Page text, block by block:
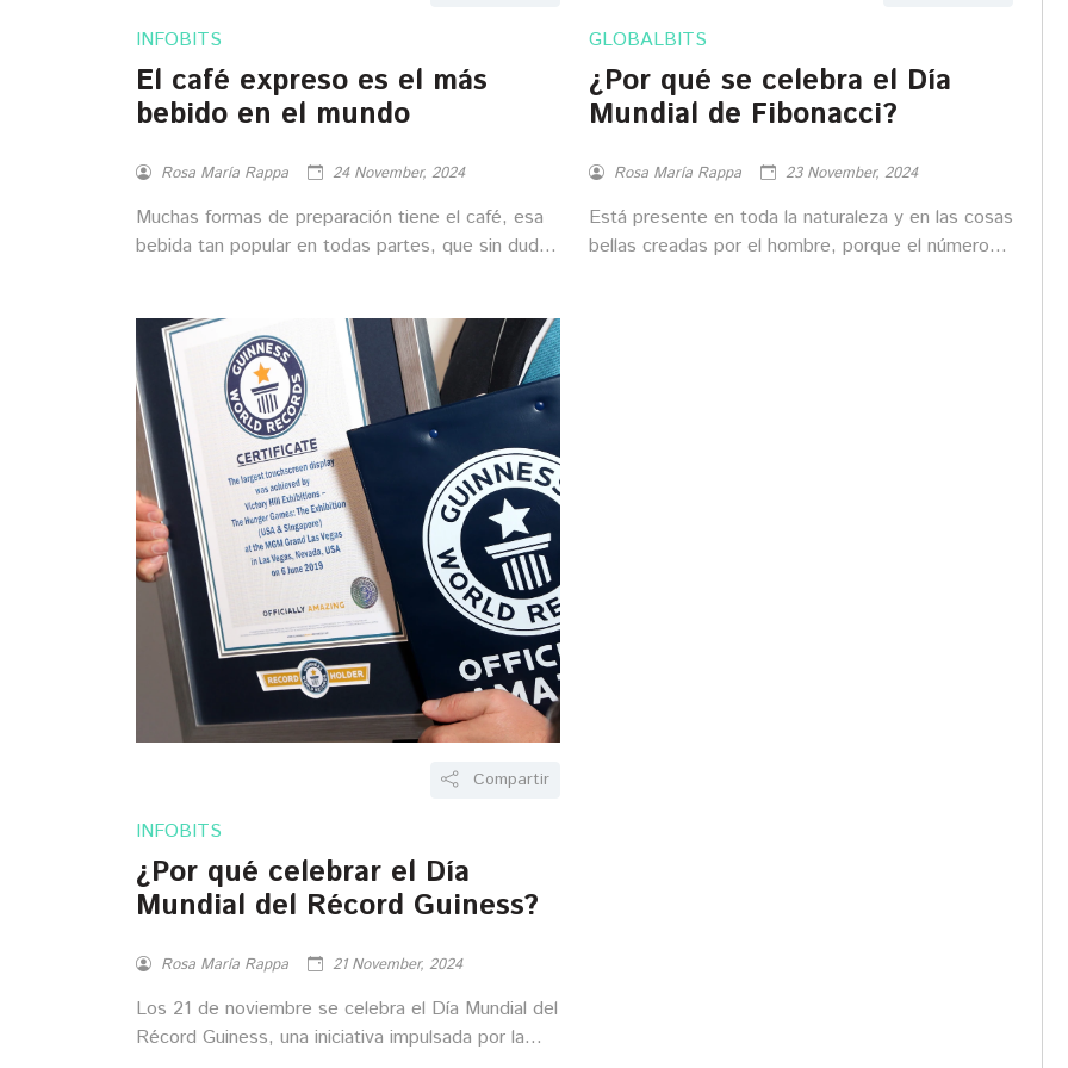
INFOBITS
El café expreso es el más
bebido en el mundo
Rosa María Rappa 24 November, 2024
Muchas formas de preparación tiene el café, esa
bebida tan popular en todas partes, que sin duda
GLOBALBITS
¿Por qué se celebra el Día
Mundial de Fibonacci?
Rosa María Rappa 23 November, 2024
Está presente en toda la naturaleza y en las cosas
bellas creadas por el hombre, porque el número
Compartir
INFOBITS
¿Por qué celebrar el Día
Mundial del Récord Guiness?
Rosa María Rappa 21 November, 2024
Los 21 de noviembre se celebra el Día Mundial del
Récord Guiness, una iniciativa impulsada por la